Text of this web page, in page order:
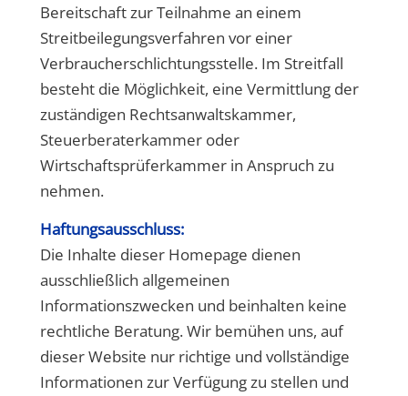
Bereitschaft zur Teilnahme an einem
Streitbeilegungsverfahren vor einer
Verbraucherschlichtungsstelle. Im Streitfall
besteht die Möglichkeit, eine Vermittlung der
zuständigen Rechtsanwaltskammer,
Steuerberaterkammer oder
Wirtschaftsprüferkammer in Anspruch zu
nehmen.
Haftungsausschluss:
Die Inhalte dieser Homepage dienen
ausschließlich allgemeinen
Informationszwecken und beinhalten keine
rechtliche Beratung. Wir bemühen uns, auf
dieser Website nur richtige und vollständige
Informationen zur Verfügung zu stellen und